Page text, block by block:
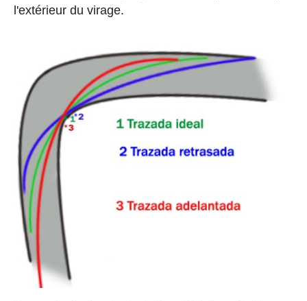
l'extérieur du virage.